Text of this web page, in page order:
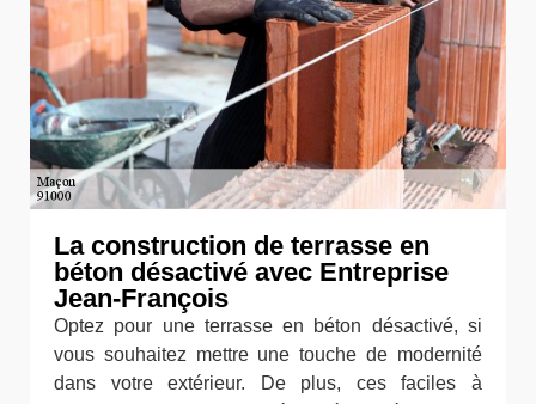
La construction de terrasse en
béton désactivé avec Entreprise
Jean-François
Optez pour une terrasse en béton désactivé, si
vous souhaitez mettre une touche de modernité
dans votre extérieur. De plus, ces faciles à